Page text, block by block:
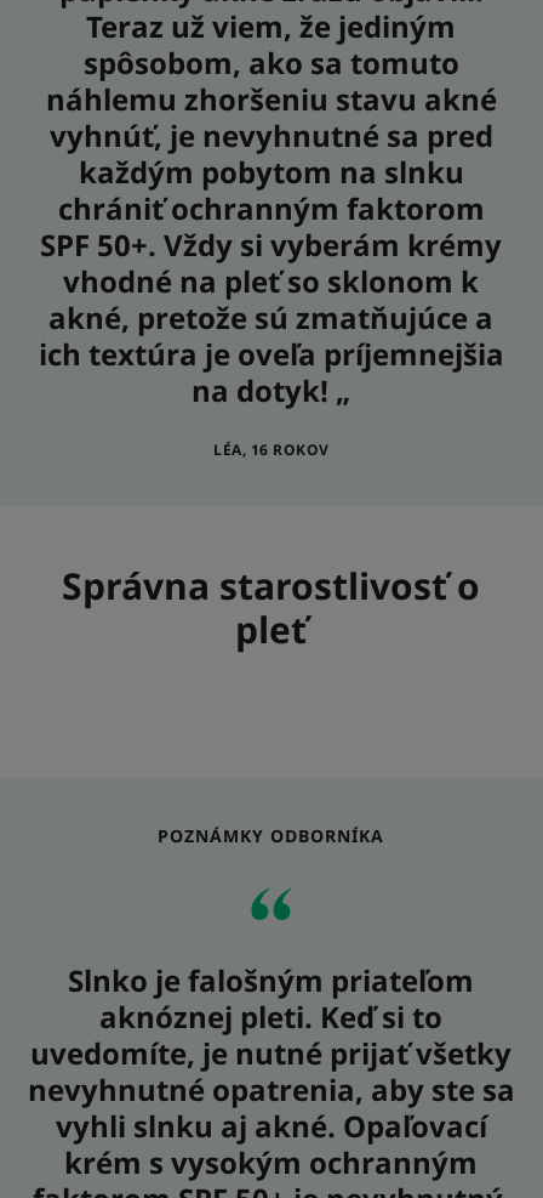
Teraz už viem, že jediným
spôsobom, ako sa tomuto
náhlemu zhoršeniu stavu akné
vyhnúť, je nevyhnutné sa pred
každým pobytom na slnku
chrániť ochranným faktorom
SPF 50+. Vždy si vyberám krémy
vhodné na pleť so sklonom k
akné, pretože sú zmatňujúce a
ich textúra je oveľa príjemnejšia
na dotyk! „
LÉA, 16 ROKOV
Správna starostlivosť o
pleť
POZNÁMKY ODBORNÍKA
Slnko je falošným priateľom
aknóznej pleti. Keď si to
uvedomíte, je nutné prijať všetky
nevyhnutné opatrenia, aby ste sa
vyhli slnku aj akné. Opaľovací
krém s vysokým ochranným